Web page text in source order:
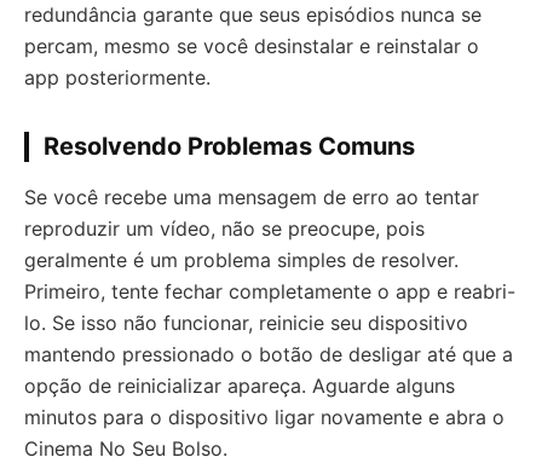
redundância garante que seus episódios nunca se
percam, mesmo se você desinstalar e reinstalar o
app posteriormente.
Resolvendo Problemas Comuns
Se você recebe uma mensagem de erro ao tentar
reproduzir um vídeo, não se preocupe, pois
geralmente é um problema simples de resolver.
Primeiro, tente fechar completamente o app e reabri-
lo. Se isso não funcionar, reinicie seu dispositivo
mantendo pressionado o botão de desligar até que a
opção de reinicializar apareça. Aguarde alguns
minutos para o dispositivo ligar novamente e abra o
Cinema No Seu Bolso.